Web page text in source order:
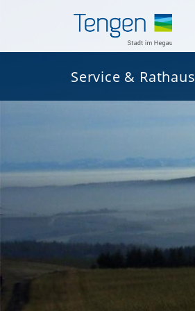
Service & Rathaus